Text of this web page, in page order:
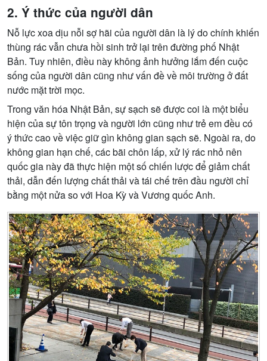
2. Ý thức của người dân
Nỗ lực xoa dịu nỗi sợ hãi của người dân là lý do chính khiến
thùng rác vẫn chưa hồi sinh trở lại trên đường phố Nhật
Bản. Tuy nhiên, điều này không ảnh hưởng lắm đến cuộc
sống của người dân cũng như vấn đề về môi trường ở đất
nước mặt trời mọc.
Trong văn hóa Nhật Bản, sự sạch sẽ được coi là một biểu
hiện của sự tôn trọng và người lớn cũng như trẻ em đều có
ý thức cao về việc giữ gìn không gian sạch sẽ. Ngoài ra, do
không gian hạn chế, các bãi chôn lấp, xử lý rác nhỏ nên
quốc gia này đã thực hiện một số chiến lược để giảm chất
thải, dẫn đến lượng chất thải và tái chế trên đầu người chỉ
bằng một nửa so với Hoa Kỳ và Vương quốc Anh.